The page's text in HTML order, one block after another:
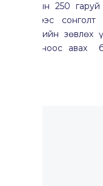
орнуудын 250
бэлтгэлээс
мэргэжлийн зөвлөх
хамт олноос авах